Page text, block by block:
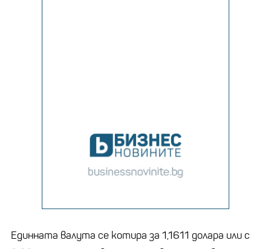
Единната валута се котира за 1,1611 долара или с